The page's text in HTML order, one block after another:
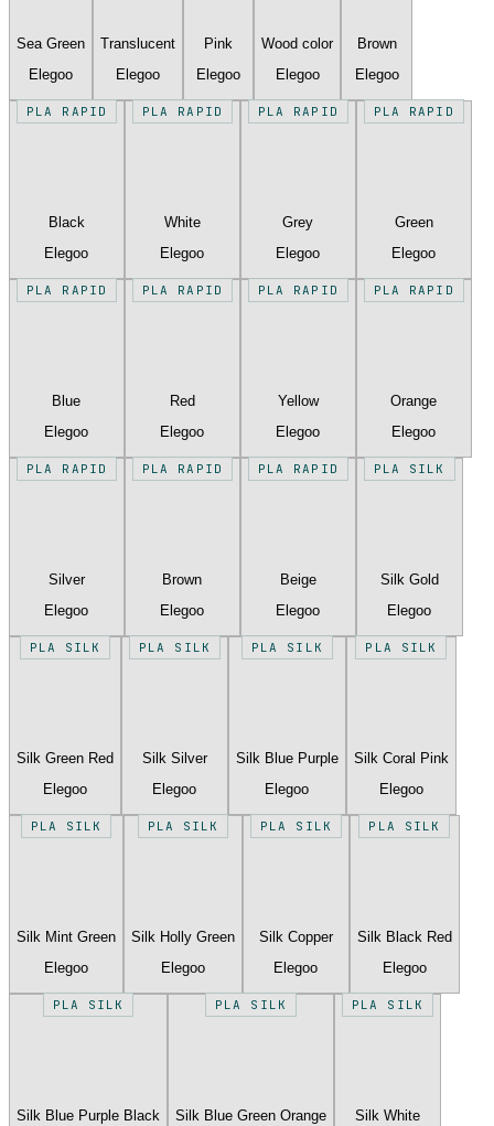
Sea Green
Elegoo
Translucent
Elegoo
Pink
Elegoo
Wood color
Elegoo
Brown
Elegoo
PLA RAPID
Black
Elegoo
PLA RAPID
White
Elegoo
PLA RAPID
Grey
Elegoo
PLA RAPID
Green
Elegoo
PLA RAPID
Blue
Elegoo
PLA RAPID
Red
Elegoo
PLA RAPID
Yellow
Elegoo
PLA RAPID
Orange
Elegoo
PLA RAPID
Silver
Elegoo
PLA RAPID
Brown
Elegoo
PLA RAPID
Beige
Elegoo
PLA SILK
Silk Gold
Elegoo
PLA SILK
Silk Green Red
Elegoo
PLA SILK
Silk Silver
Elegoo
PLA SILK
Silk Blue Purple
Elegoo
PLA SILK
Silk Coral Pink
Elegoo
PLA SILK
Silk Mint Green
Elegoo
PLA SILK
Silk Holly Green
Elegoo
PLA SILK
Silk Copper
Elegoo
PLA SILK
Silk Black Red
Elegoo
PLA SILK
Silk Blue Purple Black
PLA SILK
Silk Blue Green Orange
PLA SILK
Silk White